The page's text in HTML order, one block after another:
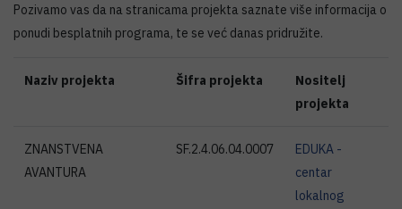
Pozivamo vas da na stranicama projekta saznate više informacija o
ponudi besplatnih programa, te se već danas pridružite.
Naziv projekta Šifra projekta
Nositelj
projekta
ZNANSTVENA
AVANTURA
SF.2.4.06.04.0007
EDUKA -
centar
lokalnog